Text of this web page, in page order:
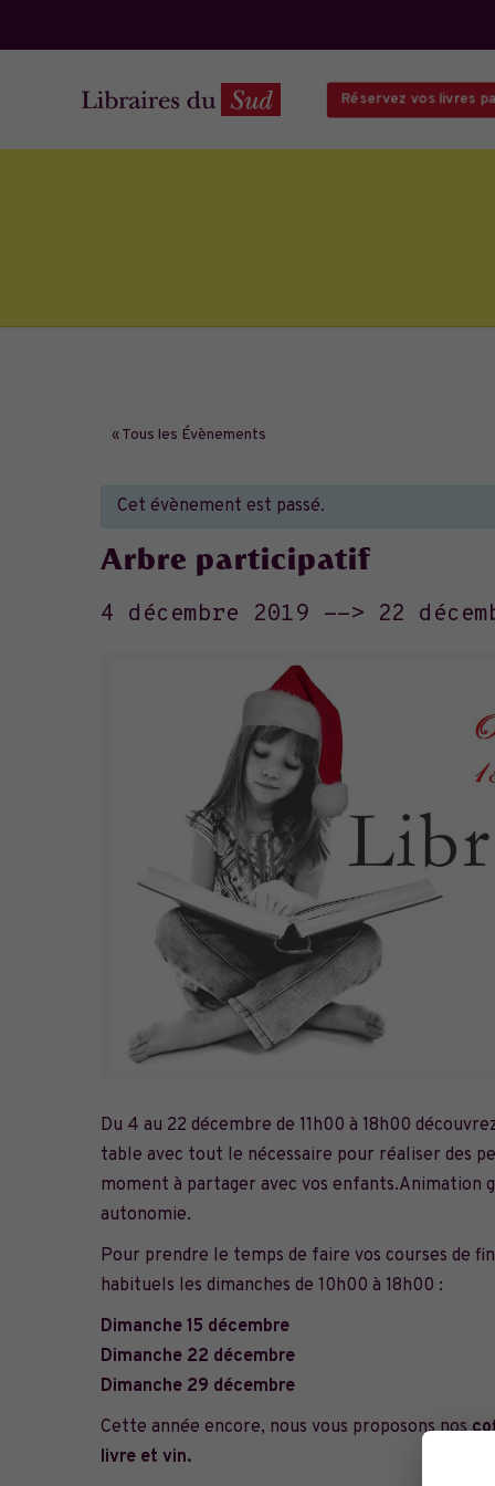
Réservez vos livres
« Tous les Évènements
Cet évènement est passé.
Arbre participatif
4 décembre 2019 --> 22
Du 4 au 22 décembre de 11h00 à 18h00
table avec tout le nécessaire pour réaliser des
moment à partager avec vos enfants.Animation
autonomie.
Pour prendre le temps de faire vos courses de
habituels les dimanches de 10h00 à 18h00 :
Dimanche 15 décembre
Dimanche 22 décembre
Dimanche 29 décembre
Cette année encore, nous vous proposons nos
livre et vin.